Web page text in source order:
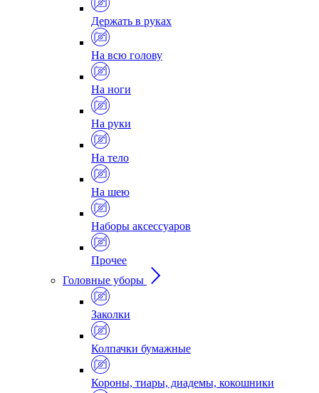
Держать в руках
На всю голову
На ноги
На руки
На тело
На шею
Наборы аксессуаров
Прочее
Головные уборы
Заколки
Колпачки бумажные
Короны, тиары, диадемы, кокошники